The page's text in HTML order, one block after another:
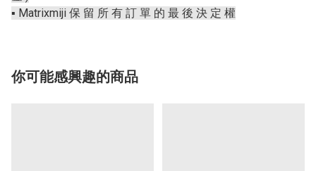
▪️ Matrixmiji 保 留 所 有 訂 單 的 最 後 決 定 權
你可能感興趣的商品